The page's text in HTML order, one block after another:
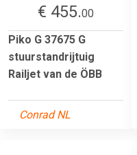
€ 455.00
Piko G 37675 G
stuurstandrijtuig
Railjet van de ÖBB
Conrad NL